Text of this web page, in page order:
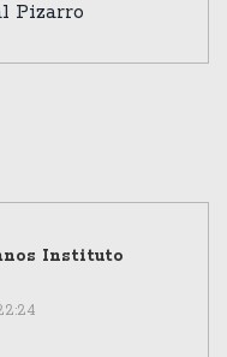
Pizarro
Instituto